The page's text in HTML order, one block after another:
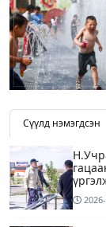
Сүүлд нэмэгдсэн